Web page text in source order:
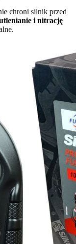
chroni silnik przed
i nitrację